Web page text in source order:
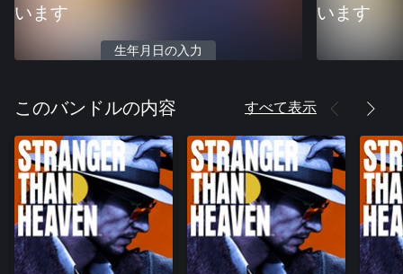
います
生年月日の入力
います
このバンドルの内容 すべて表示